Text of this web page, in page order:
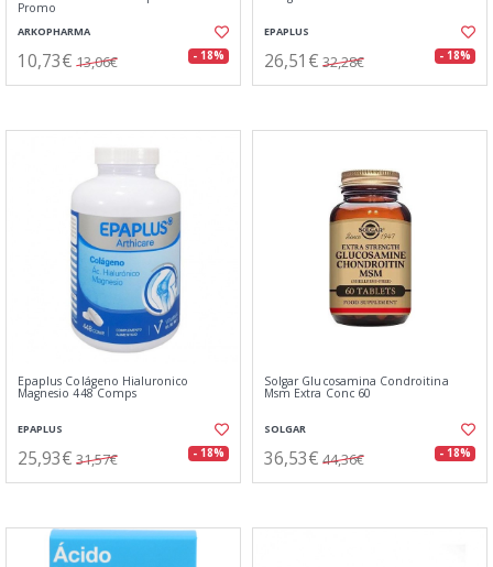
Promo
ARKOPHARMA
10,73€ 13,06€ - 18%
EPAPLUS
26,51€ 32,28€ - 18%
Epaplus Colágeno Hialuronico
Magnesio 448 Comps
EPAPLUS
25,93€ 31,57€ - 18%
Solgar Glucosamina Condroitina
Msm Extra Conc 60
SOLGAR
36,53€ 44,36€ - 18%